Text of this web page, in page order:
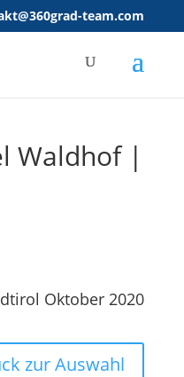
team.com
Waldhof |
Oktober 2020
zur Auswahl